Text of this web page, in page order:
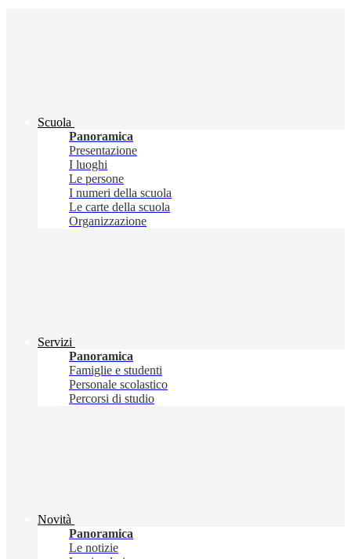
Scuola
Panoramica
Presentazione
I luoghi
Le persone
I numeri della scuola
Le carte della scuola
Organizzazione
Servizi
Panoramica
Famiglie e studenti
Personale scolastico
Percorsi di studio
Novità
Panoramica
Le notizie